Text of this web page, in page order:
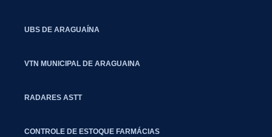
UBS DE ARAGUAÍNA
VTN MUNICIPAL DE ARAGUAINA
RADARES ASTT
CONTROLE DE ESTOQUE FARMÁCIAS